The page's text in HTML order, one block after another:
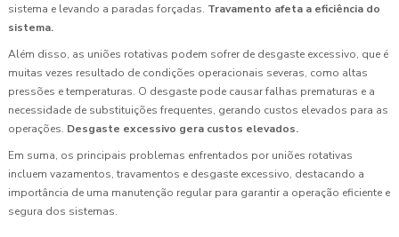
sistema e levando a paradas forçadas. Travamento afeta a eficiência do
sistema.
Além disso, as uniões rotativas podem sofrer de desgaste excessivo, que é
muitas vezes resultado de condições operacionais severas, como altas
pressões e temperaturas. O desgaste pode causar falhas prematuras e a
necessidade de substituições frequentes, gerando custos elevados para as
operações. Desgaste excessivo gera custos elevados.
Em suma, os principais problemas enfrentados por uniões rotativas
incluem vazamentos, travamentos e desgaste excessivo, destacando a
importância de uma manutenção regular para garantir a operação eficiente e
segura dos sistemas.